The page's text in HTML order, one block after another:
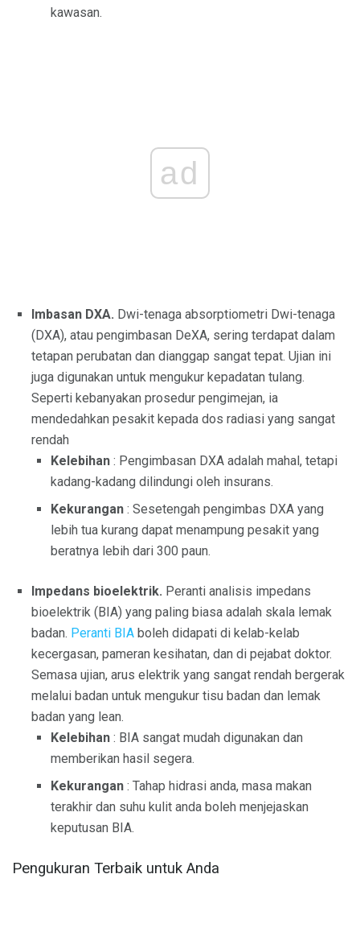
kawasan.
ad
Imbasan DXA. Dwi-tenaga absorptiometri Dwi-tenaga
(DXA), atau pengimbasan DeXA, sering terdapat dalam
tetapan perubatan dan dianggap sangat tepat. Ujian ini
juga digunakan untuk mengukur kepadatan tulang.
Seperti kebanyakan prosedur pengimejan, ia
mendedahkan pesakit kepada dos radiasi yang sangat
rendah
Kelebihan : Pengimbasan DXA adalah mahal, tetapi
kadang-kadang dilindungi oleh insurans.
Kekurangan : Sesetengah pengimbas DXA yang
lebih tua kurang dapat menampung pesakit yang
beratnya lebih dari 300 paun.
Impedans bioelektrik. Peranti analisis impedans
bioelektrik (BIA) yang paling biasa adalah skala lemak
badan. Peranti BIA boleh didapati di kelab-kelab
kecergasan, pameran kesihatan, dan di pejabat doktor.
Semasa ujian, arus elektrik yang sangat rendah bergerak
melalui badan untuk mengukur tisu badan dan lemak
badan yang lean.
Kelebihan : BIA sangat mudah digunakan dan
memberikan hasil segera.
Kekurangan : Tahap hidrasi anda, masa makan
terakhir dan suhu kulit anda boleh menjejaskan
keputusan BIA.
Pengukuran Terbaik untuk Anda